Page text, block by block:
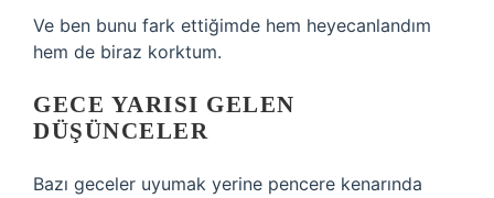
Ve ben bunu fark ettiğimde hem heyecanlandım
hem de biraz korktum.
GECE YARISI GELEN
DÜŞÜNCELER
Bazı geceler uyumak yerine pencere kenarında